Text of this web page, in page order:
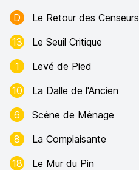
D Le Retour des Censeurs
13
Le Seuil Critique
1
Levé de Pied
10
La Dalle de l'Ancien
6
Scène de Ménage
8
La Complaisante
18
Le Mur du Pin